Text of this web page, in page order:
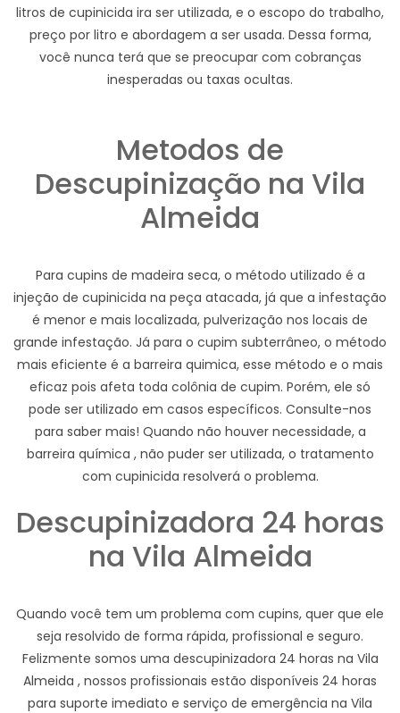
litros de cupinicida ira ser utilizada, e o escopo do trabalho,
preço por litro e abordagem a ser usada. Dessa forma,
você nunca terá que se preocupar com cobranças
inesperadas ou taxas ocultas.
Metodos de
Descupinização na Vila
Almeida
Para cupins de madeira seca, o método utilizado é a
injeção de cupinicida na peça atacada, já que a infestação
é menor e mais localizada, pulverização nos locais de
grande infestação. Já para o cupim subterrâneo, o método
mais eficiente é a barreira quimica, esse método e o mais
eficaz pois afeta toda colônia de cupim. Porém, ele só
pode ser utilizado em casos específicos. Consulte-nos
para saber mais! Quando não houver necessidade, a
barreira química , não puder ser utilizada, o tratamento
com cupinicida resolverá o problema.
Descupinizadora 24 horas
na Vila Almeida
Quando você tem um problema com cupins, quer que ele
seja resolvido de forma rápida, profissional e seguro.
Felizmente somos uma descupinizadora 24 horas na Vila
Almeida , nossos profissionais estão disponíveis 24 horas
para suporte imediato e serviço de emergência na Vila